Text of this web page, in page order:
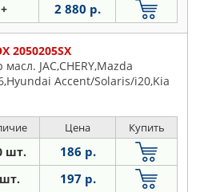
+ 2 880 р.
2050205SX
JAC,CHERY,Mazda
Accent/Solaris/i20,Kia
Цена Купить
шт. 186 р.
197 р.